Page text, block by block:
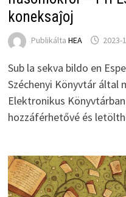
koneksaĵoj
Publikálta HEA 2023-
Sub la sekva bildo en
Széchenyi Könyvtár
Elektronikus
hozzáférhetővé és